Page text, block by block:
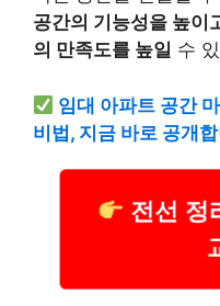
공간의 기능성을 높이
의 만족도를 높일 수
임대 아파트 공간
비법, 지금 바로 공개
전선 정